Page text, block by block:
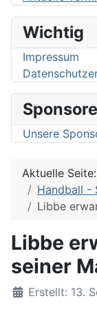
Wichtig
Impressum
Unsere
Aktuelle Seite:
Handball -
Libbe
Libbe
seiner
DetailsErstellt: 13.